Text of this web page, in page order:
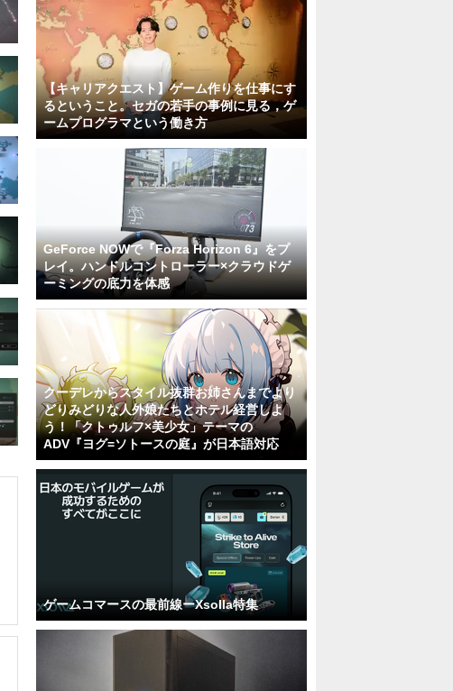
【キャリアクエスト】ゲーム作りを仕事にす
るということ。セガの若手の事例に見る，ゲ
ームプログラマという働き方
GeForce NOWで『Forza Horizon 6』をプ
レイ。ハンドルコントローラー×クラウドゲ
ーミングの底力を体感
クーデレからスタイル抜群お姉さんまでより
どりみどりな人外娘たちとホテル経営しよ
う！「クトゥルフ×美少女」テーマの
ADV『ヨグ=ソトースの庭』が日本語対応
ゲームコマースの最前線ーXsolla特集